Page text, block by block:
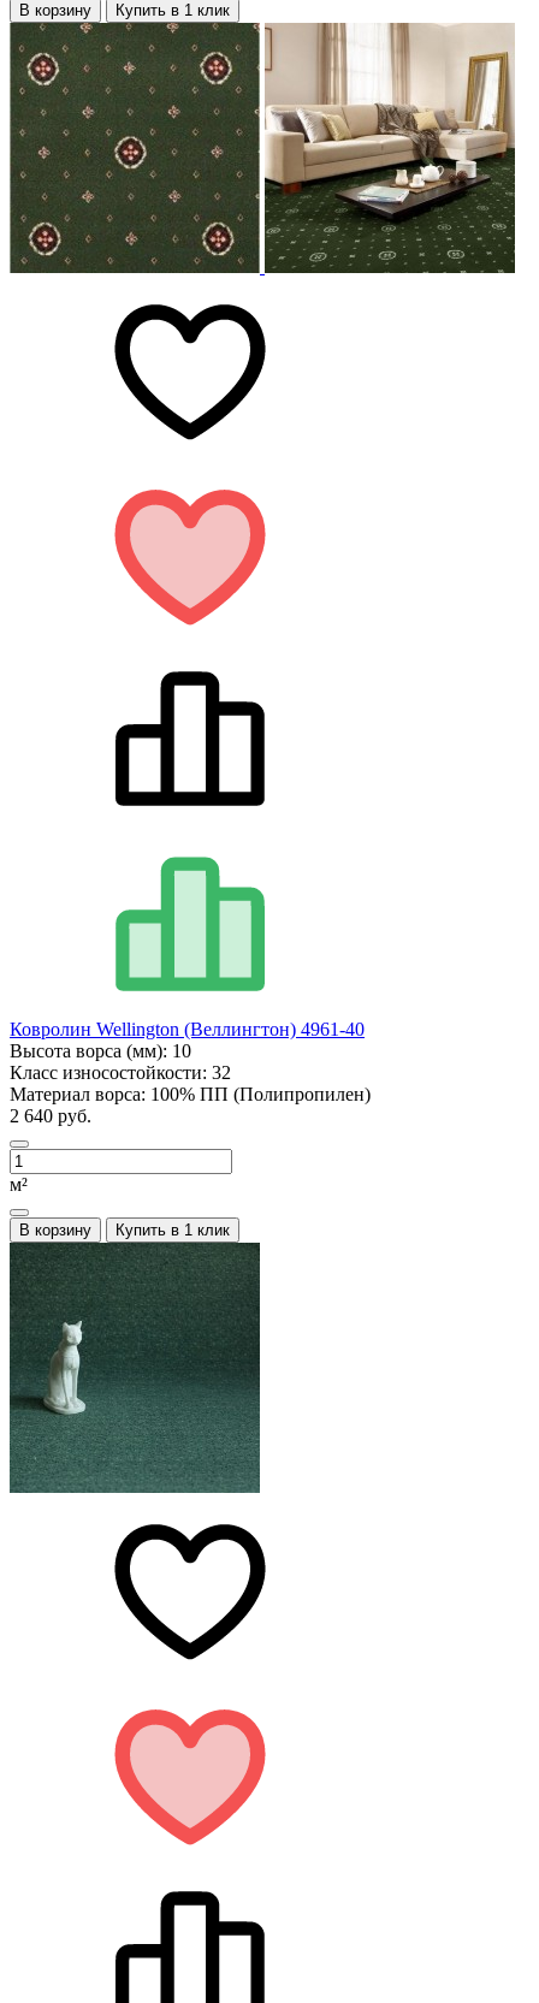
В корзину Купить в 1 клик
Ковролин Wellington (Веллингтон) 4961-40
Высота ворса (мм): 10
Класс износостойкости: 32
Материал ворса: 100% ПП (Полипропилен)
2 640 руб.
м²
В корзину Купить в 1 клик